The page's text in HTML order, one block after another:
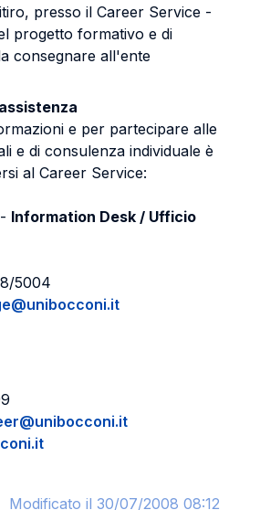
presso il Career Service -
progetto formativo e di
consegnare all'ente
e per partecipare alle
e di consulenza individuale è
al Career Service:
Information Desk / Ufficio
5004
Modificato il 30/07/2008 08:12